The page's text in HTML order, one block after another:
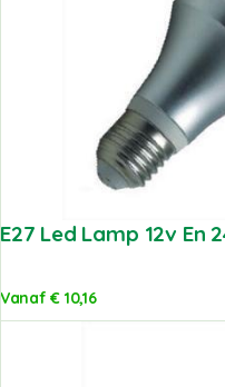
E27 Led Lamp 12v En
Vanaf€ 10,16